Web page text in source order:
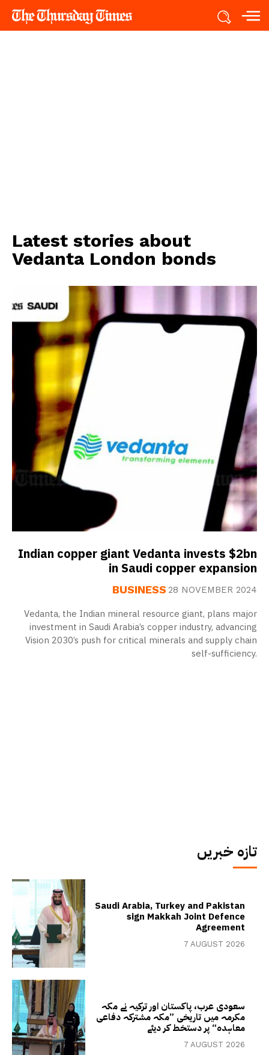
Latest stories about
Vedanta London bonds
Indian copper giant Vedanta invests $2bn
in Saudi copper expansion
BUSINESS 28 NOVEMBER 2024
Vedanta, the Indian mineral resource giant, plans major
investment in Saudi Arabia’s copper industry, advancing
Vision 2030’s push for critical minerals and supply chain
self-sufficiency.
تازہ خبریں
Saudi Arabia, Turkey and Pakistan
sign Makkah Joint Defence
Agreement
7 AUGUST 2026
سعودی عرب، پاکستان اور ترکیہ نے مکہ
مکرمہ میں تاریخی ”مکہ مشترکہ دفاعی
معاہدہ“ پر دستخط کر دیئے
7 AUGUST 2026